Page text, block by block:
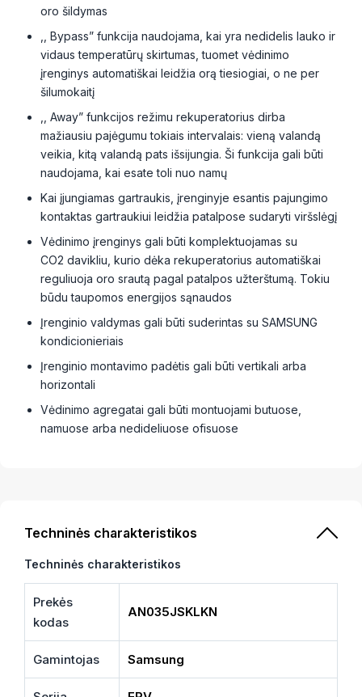
oro šildymas
,, Bypass” funkcija naudojama, kai yra nedidelis lauko ir
vidaus temperatūrų skirtumas, tuomet vėdinimo
įrenginys automatiškai leidžia orą tiesiogiai, o ne per
šilumokaitį
,, Away” funkcijos režimu rekuperatorius dirba
mažiausiu pajėgumu tokiais intervalais: vieną valandą
veikia, kitą valandą pats išsijungia. Ši funkcija gali būti
naudojama, kai esate toli nuo namų
Kai įjungiamas gartraukis, įrenginyje esantis pajungimo
kontaktas gartraukiui leidžia patalpose sudaryti viršslėgį
Vėdinimo įrenginys gali būti komplektuojamas su
CO2 davikliu, kurio dėka rekuperatorius automatiškai
reguliuoja oro srautą pagal patalpos užterštumą. Tokiu
būdu taupomos energijos sąnaudos
Įrenginio valdymas gali būti suderintas su SAMSUNG
kondicionieriais
Įrenginio montavimo padėtis gali būti vertikali arba
horizontali
Vėdinimo agregatai gali būti montuojami butuose,
namuose arba nedideliuose ofisuose
Techninės charakteristikos
Techninės charakteristikos
Prekės
kodas
AN035JSKLKN
Gamintojas Samsung